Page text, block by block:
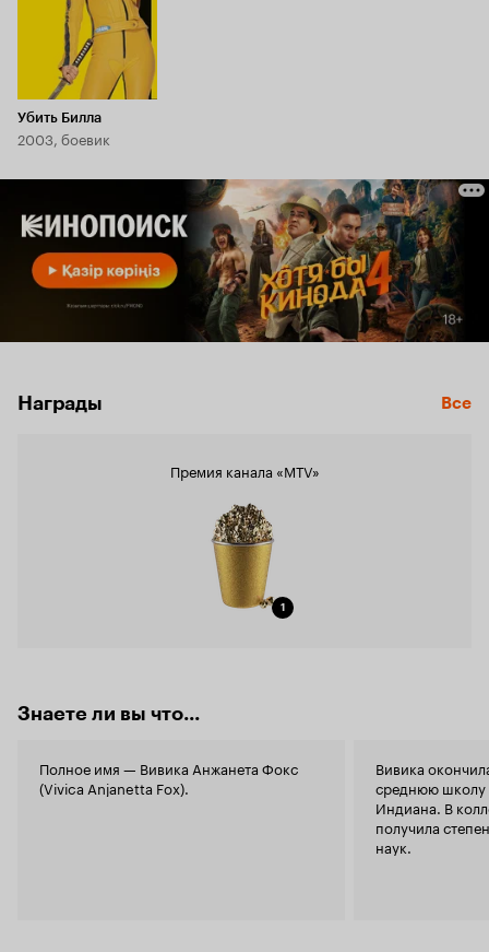
Убить Билла
2003, боевик
Награды Все
Премия канала «MTV»
1
Знаете ли вы что...
Полное имя — Вивика Анжанета Фокс
(Vivica Anjanetta Fox).
Вивика
среднюю школу
Индиана. В
получила
наук.